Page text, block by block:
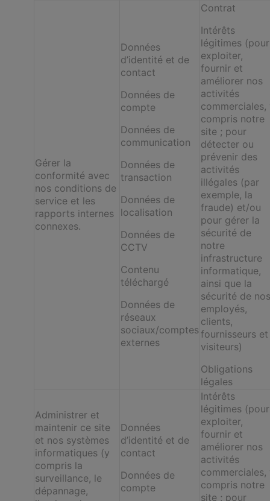
Gérer la
conformité avec
nos conditions de
service et les
rapports internes
connexes.
Données
d’identité et de
contact
Données de
compte
Données de
communication
Données de
transaction
Données de
localisation
Données de
CCTV
Contenu
téléchargé
Données de
réseaux
sociaux/comptes
externes
Contrat
Intérêts
légitimes (pour
exploiter,
fournir et
améliorer nos
activités
commerciales,
compris notre
site ; pour
détecter ou
prévenir des
activités
illégales (par
exemple, la
fraude) et/ou
pour gérer la
sécurité de
notre
infrastructure
informatique,
ainsi que la
sécurité de nos
employés,
clients,
fournisseurs et
visiteurs)
Obligations
légales
Administrer et
maintenir ce site
et nos systèmes
informatiques (y
compris la
surveillance, le
dépannage,
Données
d’identité et de
contact
Données de
compte
Intérêts
légitimes (pour
exploiter,
fournir et
améliorer nos
activités
commerciales,
compris notre
site ; pour